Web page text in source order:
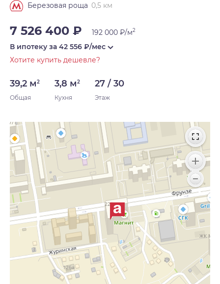
Березовая роща 0,5 км
7 526 400 ₽ 192 000 ₽/м2
В ипотеку за 42 556 ₽/мес
Хотите купить дешевле?
39,2 м2
Общая
3,8 м2
Кухня
27 / 30
Этаж